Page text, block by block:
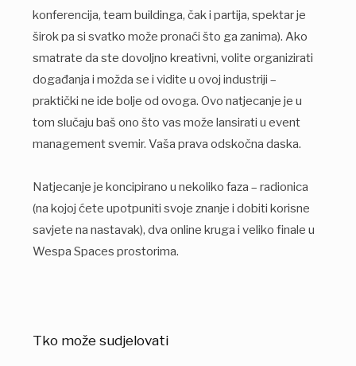
konferencija, team buildinga, čak i partija, spektar je
širok pa si svatko može pronaći što ga zanima). Ako
smatrate da ste dovoljno kreativni, volite organizirati
događanja i možda se i vidite u ovoj industriji –
praktički ne ide bolje od ovoga. Ovo natjecanje je u
tom slučaju baš ono što vas može lansirati u event
management svemir. Vaša prava odskočna daska.
Natjecanje je koncipirano u nekoliko faza – radionica
(na kojoj ćete upotpuniti svoje znanje i dobiti korisne
savjete na nastavak), dva online kruga i veliko finale u
Wespa Spaces prostorima.
Tko može sudjelovati